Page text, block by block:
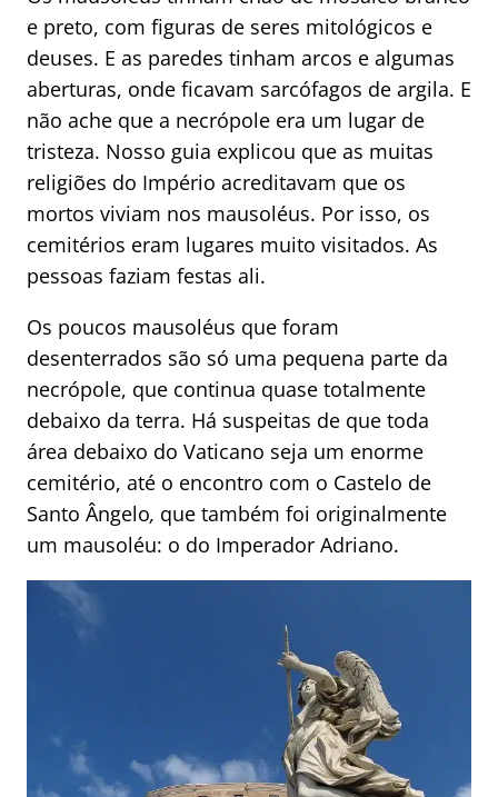
e preto, com figuras de seres mitológicos e
deuses. E as paredes tinham arcos e algumas
aberturas, onde ficavam sarcófagos de argila. E
não ache que a necrópole era um lugar de
tristeza. Nosso guia explicou que as muitas
religiões do Império acreditavam que os
mortos viviam nos mausoléus. Por isso, os
cemitérios eram lugares muito visitados. As
pessoas faziam festas ali.
Os poucos mausoléus que foram
desenterrados são só uma pequena parte da
necrópole, que continua quase totalmente
debaixo da terra. Há suspeitas de que toda
área debaixo do Vaticano seja um enorme
cemitério, até o encontro com o Castelo de
Santo Ângelo, que também foi originalmente
um mausoléu: o do Imperador Adriano.